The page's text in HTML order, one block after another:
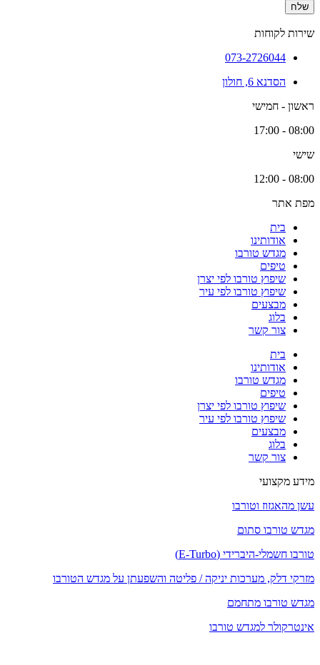
שלח
שירות לקוחות
073-2726044
הסדנא 6, חולון
ראשון - חמישי
08:00 - 17:00
שישי
08:00 - 12:00
מפת אתר
בית
אודותינו
מגדש טורבו
טיפים
שיפוץ טורבו לפי יצרן
שיפוץ טורבו לפי עיר
מבצעים
בלוג
צור קשר
בית
אודותינו
מגדש טורבו
טיפים
שיפוץ טורבו לפי יצרן
שיפוץ טורבו לפי עיר
מבצעים
בלוג
צור קשר
מידע מקצועי
עשן מהאגזוז וטורבו
מגדש טורבו סתום
טורבו חשמלי-היברידי (E-Turbo)
מזרקי דלק, מערכות יניקה / פליטה והשפעתן על מגדש הטורבו
מגדש טורבו מתחמם
אינטרקולר למגדש טורבו